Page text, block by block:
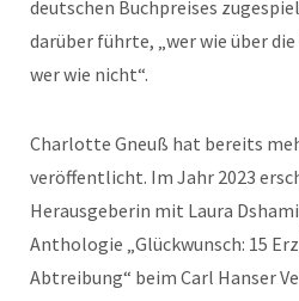
deutschen Buchpreises
darüber führte, „wer wie über
wer wie nicht“.
Charlotte Gneuß hat bereits
veröffentlicht. Im Jahr 2023
Herausgeberin mit Laura
Anthologie „Glückwunsch: 15
Abtreibung“ beim Carl Hanser